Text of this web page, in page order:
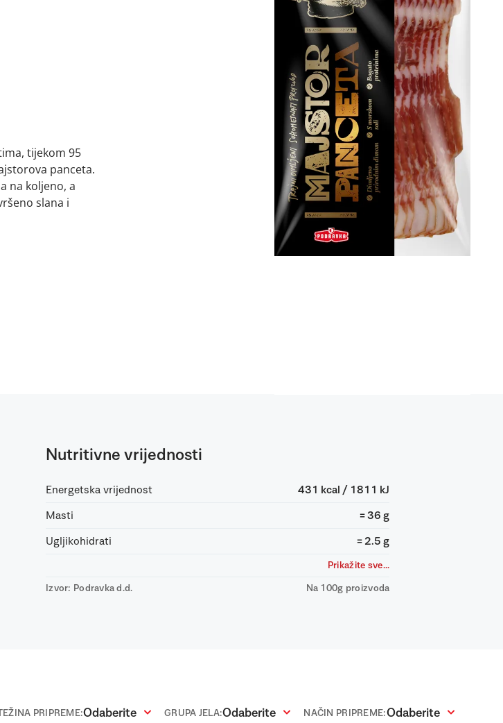
tijekom 95
panceta.
na koljeno, a
slana i
Nutritivne vrijednosti
Energetska vrijednost 431 kcal / 1811 kJ
Masti = 36 g
Ugljikohidrati = 2.5 g
Prikažite sve...
Izvor: Podravka d.d. Na 100g proizvoda
PRIPREME:Odaberite GRUPA JELA:Odaberite NAČIN PRIPREME:Odaberite